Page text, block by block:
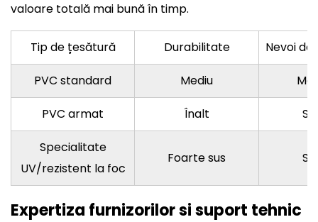
valoare totală mai bună în timp.
Tip de țesătură Durabilitate Nevoi
PVC standard Mediu
PVC armat Înalt
Specialitate
UV/rezistent la foc
Foarte sus
Expertiza furnizorilor si suport tehnic